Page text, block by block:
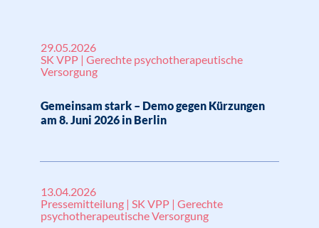
29.05.2026
SK VPP | Gerechte psychotherapeutische
Versorgung
Gemeinsam stark – Demo gegen Kürzungen
am 8. Juni 2026 in Berlin
13.04.2026
Pressemitteilung | SK VPP | Gerechte
psychotherapeutische Versorgung